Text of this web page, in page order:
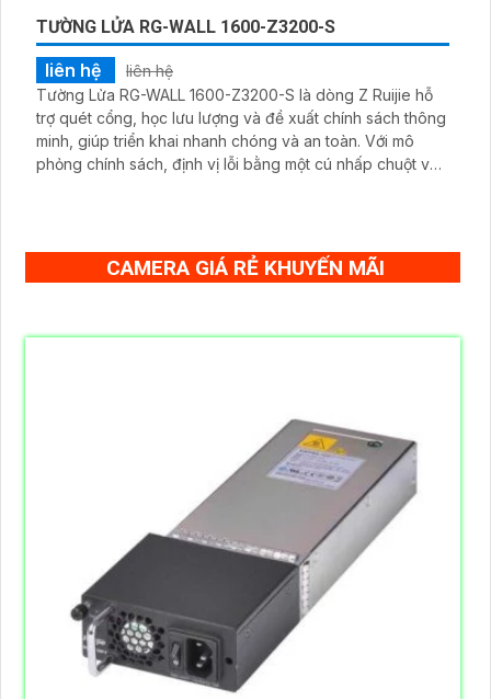
TƯỜNG LỬA RG-WALL 1600-Z3200-S
liên hệ
liên hệ
Tường Lửa RG-WALL 1600-Z3200-S là dòng Z Ruijie hỗ
trợ quét cổng, học lưu lượng và đề xuất chính sách thông
minh, giúp triển khai nhanh chóng và an toàn. Với mô
phỏng chính sách, định vị lỗi bằng một cú nhấp chuột và
CAMERA GIÁ RẺ KHUYẾN MÃI